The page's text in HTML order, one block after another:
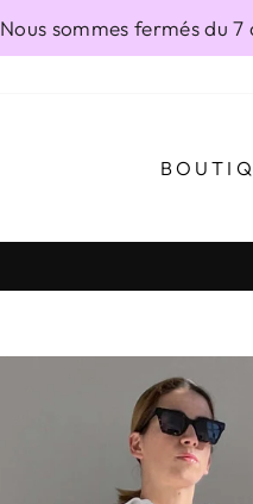
Nous sommes fermés du